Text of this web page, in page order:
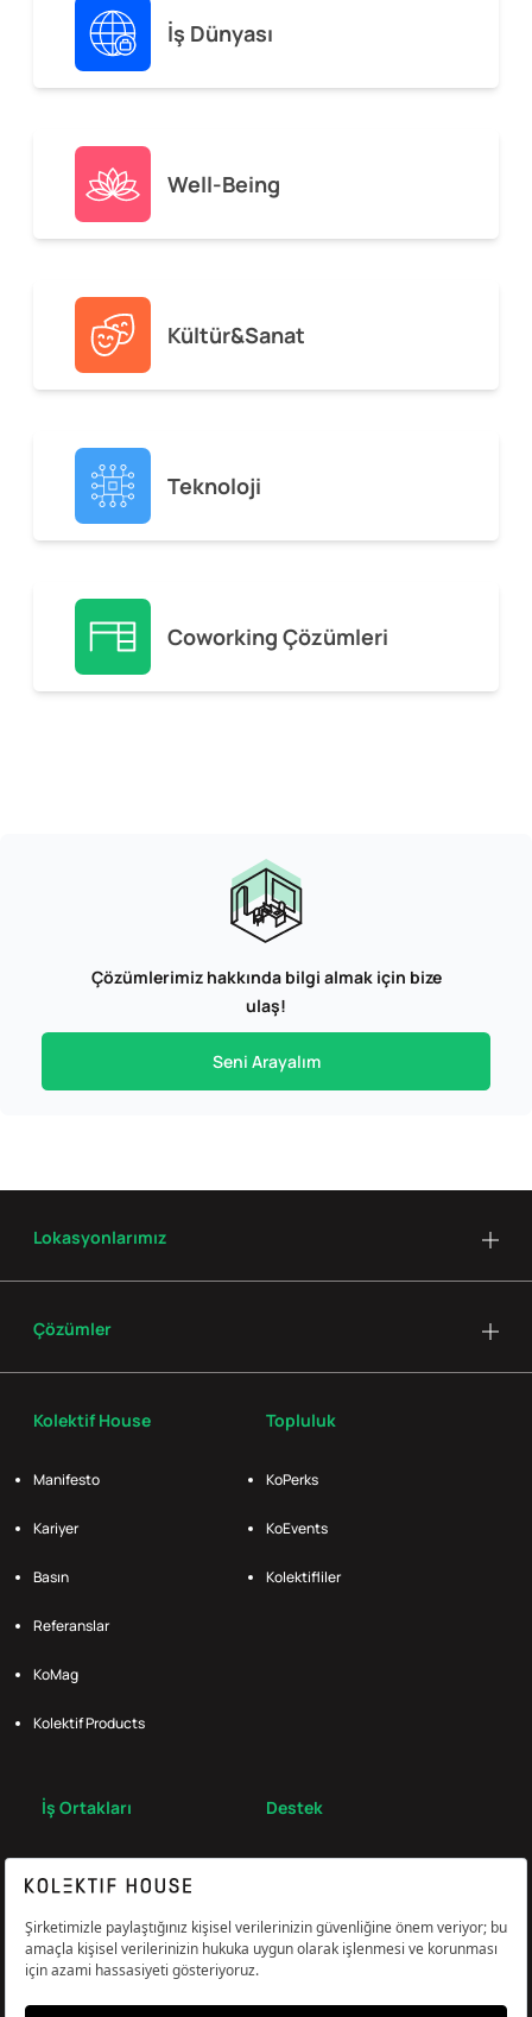
İş Dünyası
Well-Being
Kültür&Sanat
Teknoloji
Coworking Çözümleri
Çözümlerimiz hakkında bilgi almak için bize
ulaş!
Seni Arayalım
Kolektif House
Manifesto
Kariyer
Basın
Referanslar
KoMag
Kolektif Products
Topluluk
KoPerks
KoEvents
Kolektifliler
İş Ortakları Destek
Bize Ulaş
Lokasyonlarımız
Çözümler